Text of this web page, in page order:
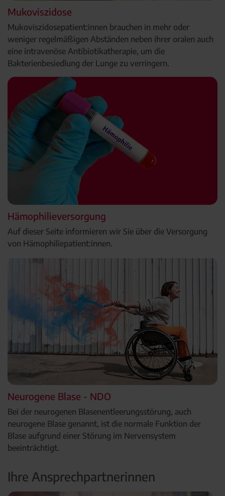
Mukoviszidose
Mukoviszidosepatient:innen brauchen in mehr oder
weniger regelmäßigen Abständen neben ihrer oralen auch
eine intravenöse Antibiotikatherapie, um die
Bakterienbesiedlung der Lunge zu verringern.
Hämophilieversorgung
Auf dieser Seite informieren wir Sie über die Versorgung
von Hämophiliepatient:innen.
Neurogene Blase - NDO
Bei der neurogenen Blasenentleerungsstörung, auch
neurogene Blase genannt, ist die normale Funktion der
Blase aufgrund einer Störung im Nervensystem
beeinträchtigt.
Ihre Ansprechpartnerinnen